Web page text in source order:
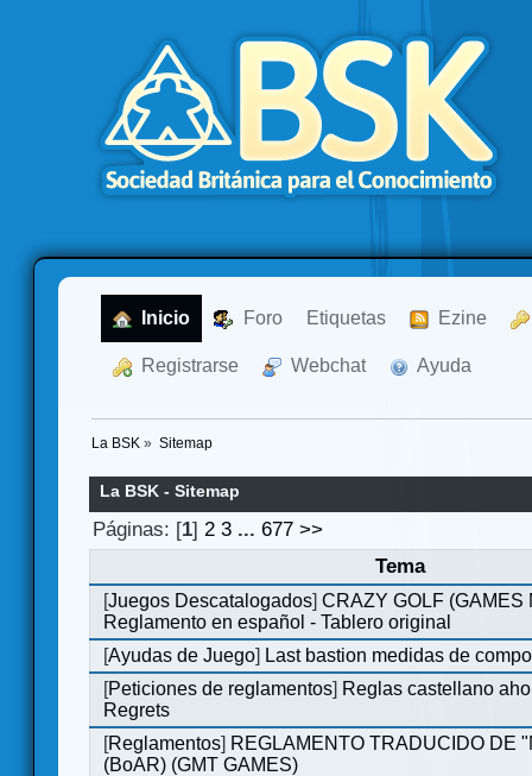
Inicio Foro Etiquetas Ezine
Registrarse Webchat Ayuda
La BSK » Sitemap
La BSK - Sitemap
Páginas: [1]2 3 ...677 >>
Tema
[Juegos Descatalogados]CRAZY GOLF (GAMES
Reglamento en español - Tablero original
[Ayudas de Juego] Last bastion medidas de
[Peticiones de reglamentos] Reglas castellano
Regrets
[Reglamentos] REGLAMENTO TRADUCIDO DE
(BoAR) (GMT GAMES)